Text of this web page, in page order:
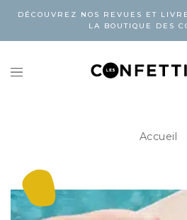
DÉCOUVREZ NOS REVUES ET
LA BOUTIQUE DES
Accueil